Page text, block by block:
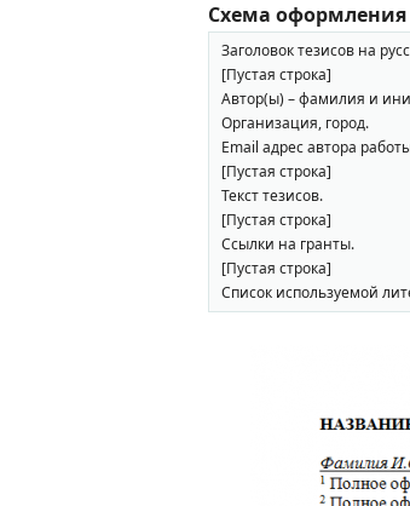
Схема оформления
Заголовок тезисов на
[Пустая строка]
Автор(ы) – фамилия и
Организация, город.
Email адрес автора
[Пустая строка]
Текст тезисов.
[Пустая строка]
Ссылки на гранты.
[Пустая строка]
Список используемой